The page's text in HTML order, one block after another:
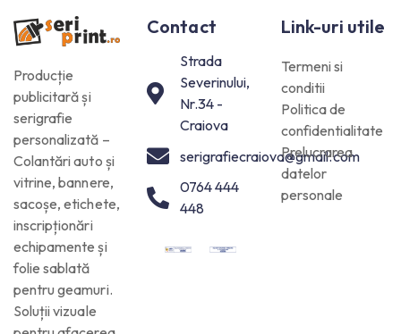
Producție
publicitară și
serigrafie
personalizată –
Colantări auto și
vitrine, bannere,
sacoșe, etichete,
inscripționări
echipamente și
folie sablată
pentru geamuri.
Soluții vizuale
Contact
Strada
Severinului,
Nr.34 -
Craiova
serigrafiecraiova@gmail.com
0764 444
448
Link-uri utile
Termeni si
conditii
Politica de
confidentialitate
Prelucrarea
datelor
personale